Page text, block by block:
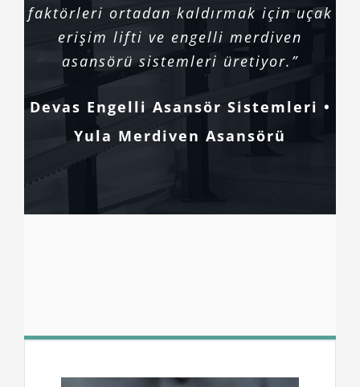
faktörleri ortadan kaldırmak için uçak
erişim lifti ve engelli merdiven
asansörü sistemleri üretiyor.”
Devas Engelli Asansör Sistemleri •
Yula Merdiven Asansörü